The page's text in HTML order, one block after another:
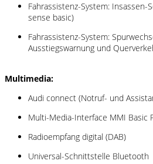
Fahrassistenz-System: Insassen-
sense basic)
Fahrassistenz-System:
Ausstiegswarnung und
Multimedia:
Audi connect (Notruf- und
Multi-Media-Interface MMI Basic
Radioempfang digital (DAB)
Universal-Schnittstelle Bluetooth